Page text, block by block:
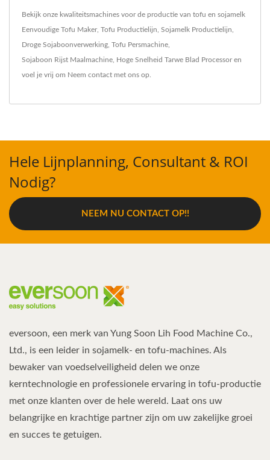
Bekijk onze kwaliteitsmachines voor de productie van tofu en sojamelk
Eenvoudige Tofu Maker, Tofu Productielijn Sojamelk Productielijn
Droge Sojaboonverwerking Tofu Persmachine
Sojaboon Rijst Maalmachine Hoge Snelheid Tarwe Blad Processoren
voel je vrij om Neem contact met ons op
Hele Lijnplanning, Consultant & ROI
Nodig?
NEEM NU CONTACT OP!!
eversoon, een merk van Yung Soon Lih Food Machine Co.,
Ltd., is een leider in sojamelk- en tofu-machines. Als
bewaker van voedselveiligheid delen we onze
kerntechnologie en professionele ervaring in tofu-productie
met onze klanten over de hele wereld. Laat ons uw
belangrijke en krachtige partner zijn om uw zakelijke groei
en succes te getuigen.